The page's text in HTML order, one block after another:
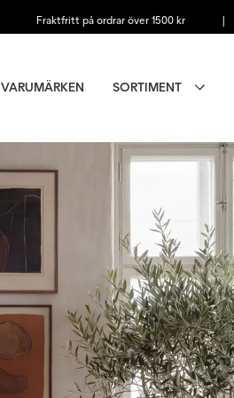
Fraktfritt på ordrar över 1500 kr |
VARUMÄRKEN SORTIMENT